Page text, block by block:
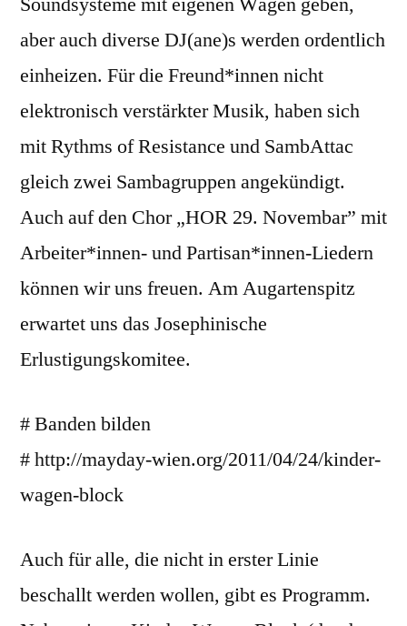
aber auch diverse DJ(ane)s werden ordentlich
einheizen. Für die Freund*innen nicht
elektronisch verstärkter Musik, haben sich
mit Rythms of Resistance und SambAttac
gleich zwei Sambagruppen angekündigt.
Auch auf den Chor „HOR 29. Novembar” mit
Arbeiter*innen- und Partisan*innen-Liedern
können wir uns freuen. Am Augartenspitz
erwartet uns das Josephinische
Erlustigungskomitee.
# Banden bilden
# http://mayday-wien.org/2011/04/24/kinder-
wagen-block
Auch für alle, die nicht in erster Linie
beschallt werden wollen, gibt es Programm.